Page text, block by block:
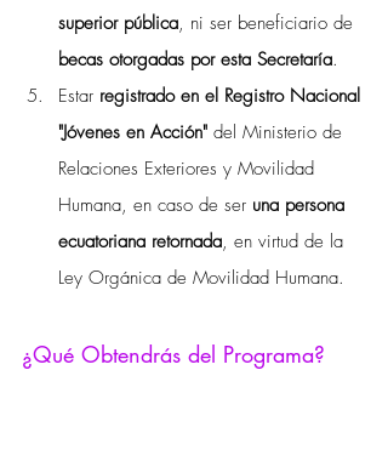
superior pública, ni ser beneficiario de
becas otorgadas por esta Secretaría.
Estar registrado en el Registro Nacional
"Jóvenes en Acción" del Ministerio de
Relaciones Exteriores y Movilidad
Humana, en caso de ser una persona
ecuatoriana retornada, en virtud de la
Ley Orgánica de Movilidad Humana.
¿Qué Obtendrás del Programa?